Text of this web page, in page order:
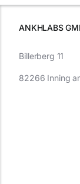
ANKHLABS
Billerberg 11
82266 Inning